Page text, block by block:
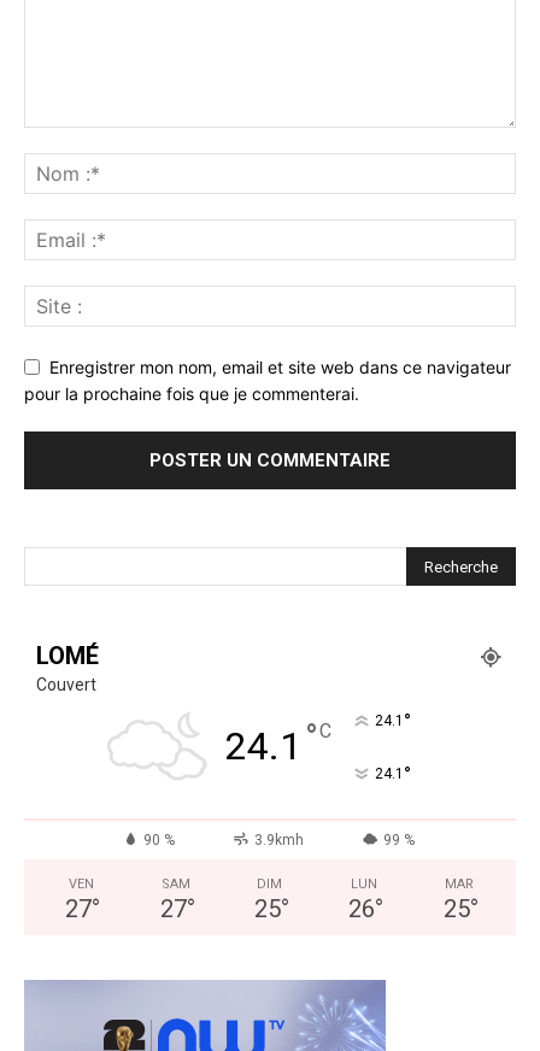
Enregistrer mon nom, email et site web dans ce navigateur
pour la prochaine fois que je commenterai.
LOMÉ
Couvert
24.1 °C 24.1 °
24.1 °
90 % 3.9kmh 99 %
VEN
27°
SAM
27°
DIM
25°
LUN
26°
MAR
25°